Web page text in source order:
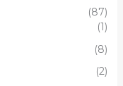
(87)
(1)
(8)
(2)